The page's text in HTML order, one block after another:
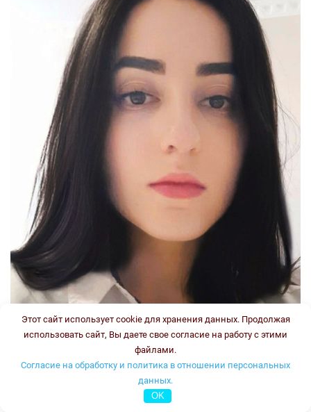
Стаж:
Этот сайт использует cookie для хранения данных. Продолжая
использовать сайт, Вы даете свое согласие на работу с этими
файлами.
Согласие на обработку и политика в отношении персональных
данных.
OK